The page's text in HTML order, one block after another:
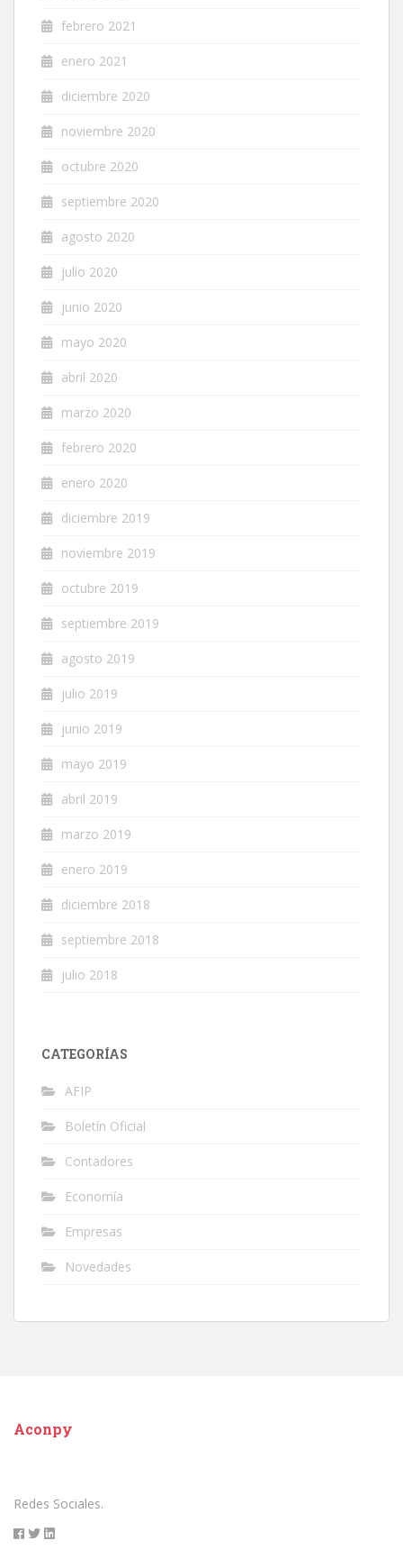
febrero 2021
enero 2021
diciembre 2020
noviembre 2020
octubre 2020
septiembre 2020
agosto 2020
julio 2020
junio 2020
mayo 2020
abril 2020
marzo 2020
febrero 2020
enero 2020
diciembre 2019
noviembre 2019
octubre 2019
septiembre 2019
agosto 2019
julio 2019
junio 2019
mayo 2019
abril 2019
marzo 2019
enero 2019
diciembre 2018
septiembre 2018
julio 2018
CATEGORÍAS
AFIP
Boletín Oficial
Contadores
Economía
Empresas
Novedades
Aconpy
Redes Sociales.